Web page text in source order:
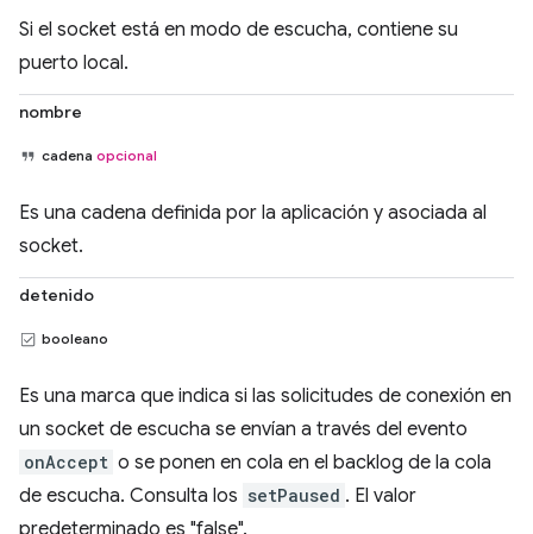
Si el socket está en modo de escucha, contiene su
puerto local.
nombre
cadena opcional
Es una cadena definida por la aplicación y asociada al
socket.
detenido
booleano
Es una marca que indica si las solicitudes de conexión en
un socket de escucha se envían a través del evento
onAccept o se ponen en cola en el backlog de la cola
de escucha. Consulta los setPaused . El valor
predeterminado es "false".